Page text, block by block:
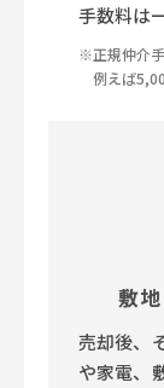
手数料は
※正規仲介
例えば
敷
売却後、
や家電、